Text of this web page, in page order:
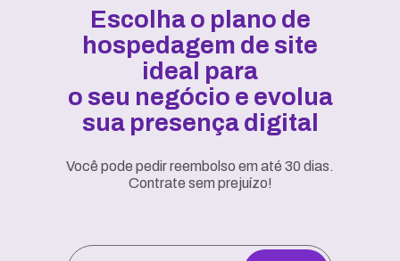
Escolha o plano de
hospedagem de site
ideal para
o seu negócio e evolua
sua presença digital
Você pode pedir reembolso em até 30 dias.
Contrate sem prejuízo!